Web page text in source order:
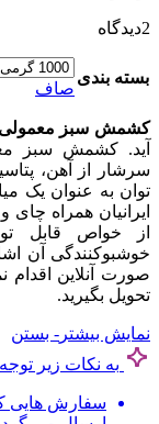
2دیدگاه
بسته بندی
صاف
کشمش سبز معمولی
آید. کشمش سبز
توان به عنوان یک
ایرانیان همراه
از خواص قابل
خوشبوکنندگی آن
صورت آنلاین
تحویل بگیرید.
نمایش بیشتر - بستن
به نکات زیر توجه